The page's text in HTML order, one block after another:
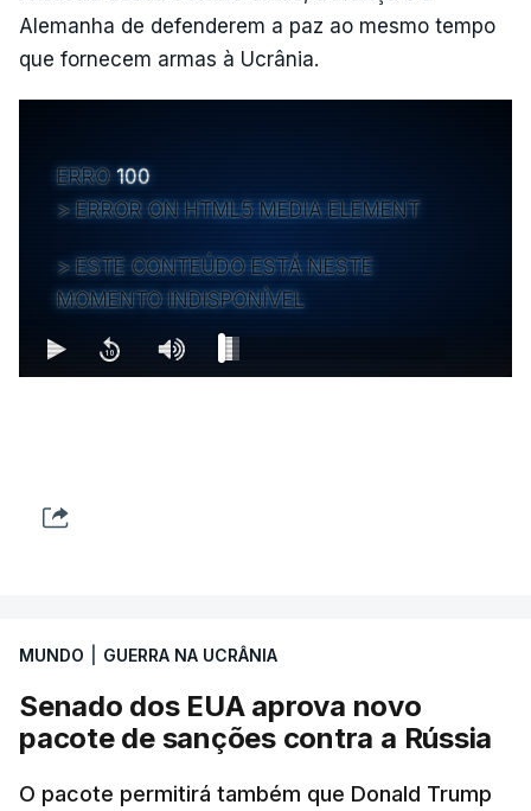
Alemanha de defenderem a paz ao mesmo tempo
que fornecem armas à Ucrânia.
ERRO 100
ERROR ON HTML5 MEDIA ELEMENT
ESTE CONTEÚDO ESTÁ NESTE
MOMENTO INDISPONÍVEL
MUNDO GUERRA NA UCRÂNIA
Senado dos EUA aprova novo
pacote de sanções contra a Rússia
O pacote permitirá também que Donald Trump